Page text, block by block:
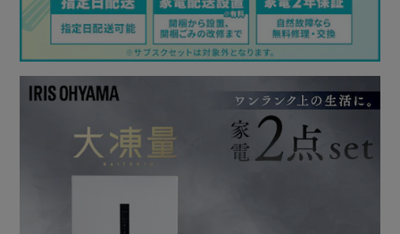
◆冷凍／冷蔵にいつでも切り替え セレクトルーム搭載
3段階で切り替え可能のセレクトルーム。
食品を適切な温度で保存する。
冷蔵：4℃／ソフト冷凍：-8℃／冷凍：-18℃
解凍いらずでそのまま調理できる［ソフト冷凍］
解凍不要で手間いらず。
食べる分だけサクッと切れるので、食材をムダなく使うこと